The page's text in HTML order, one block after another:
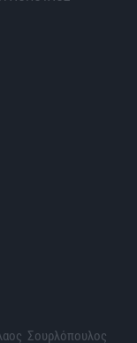
Σουρλόπουλος